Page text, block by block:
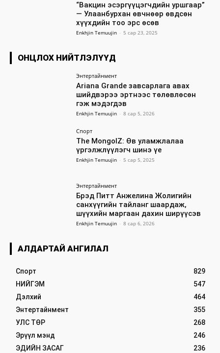
“Вакцин эсэргүүцэгчдийн уршгаар”
— Улаанбурхан өвчнөөр өвдсөн
хүүхдийн тоо эрс өсөв
Enkhjin Temuujin - 5 сар 23, 2025
ОНЦЛОХ НИЙТЛЭЛҮҮД
Энтертайнмент
Ariana Grande завсарлага авах
шийдвэрээ эртнээс төлөвлөсөн
гэж мэдэгдэв
Enkhjin Temuujin - 8 сар 5, 2026
Спорт
The MongolZ: Өв уламжлалаа
үргэлжлүүлэгч шинэ үе
Enkhjin Temuujin - 5 сар 5, 2025
Энтертайнмент
Брэд Питт Анжелина Жолигийн
санхүүгийн тайланг шаардаж,
шүүхийн маргаан дахин ширүүсэв
Enkhjin Temuujin - 8 сар 6, 2026
АЛДАРТАЙ АНГИЛАЛ
Спорт
829
НИЙГЭМ
547
Дэлхий
464
Энтертайнмент
355
УЛС ТӨР
268
Эрүүл мэнд
246
ЭДИЙН ЗАСАГ
236